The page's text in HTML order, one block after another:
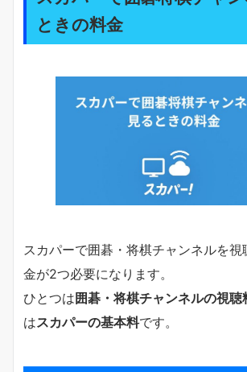
ときの料金
スカパーで囲碁・将棋チャンネルを
金が2つ必要になります。
ひとつは 囲碁・将棋チャンネルの視聴
はスカパーの基本料です。